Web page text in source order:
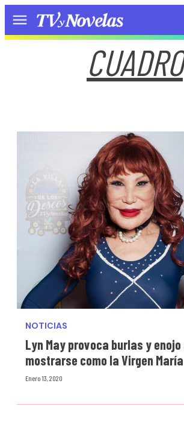
Menú
CUADRO
NOTICIAS
Lyn May provoca burlas y enojo
mostrarse como la Virgen María
Enero 13, 2020